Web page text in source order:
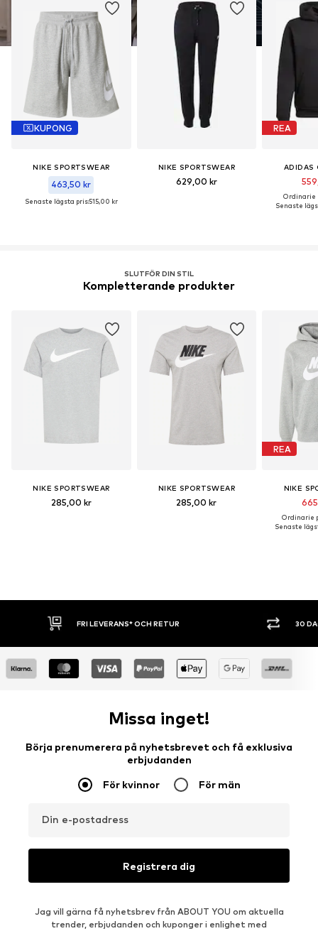
KUPONG
NIKE SPORTSWEAR
463,50 kr
Senaste lägsta pris:515,00 kr
NIKE SPORTSWEAR
629,00 kr
REA
ADIDAS
Ordinarie
Senaste
SLUTFÖR DIN STIL
Kompletterande produkter
NIKE SPORTSWEAR
285,00 kr
NIKE SPORTSWEAR
285,00 kr
REA
NIKE
Ordinarie
Senaste
30 DAGARS ÖPPET KÖP SHOPPA NU.
Missa inget!
Börja prenumerera på nyhetsbrevet och få exklusiva
erbjudanden
För kvinnor För män
Din e-postadress
Registrera dig
Jag vill gärna få nyhetsbrev från ABOUT YOU om aktuella
trender, erbjudanden och kuponger i enlighet med